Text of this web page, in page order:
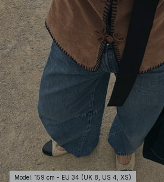
Model : 159 cm - EU 34 (UK 8, US 4, XS)